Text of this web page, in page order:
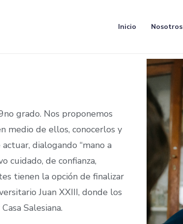
Inicio Nosotros
grado. Nos proponemos
medio de ellos, conocerlos y
dialogando “mano a
cuidado, de confianza,
tienen la opción de finalizar
Juan XXIII, donde los
Salesiana.